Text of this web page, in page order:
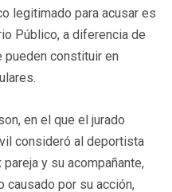
legitimado para acusar es
Público, a diferencia de
pueden constituir en
en el que el jurado
consideró al deportista
y su acompañante,
causado por su acción,